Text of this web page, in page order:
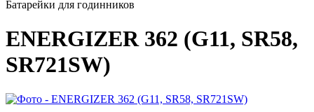
Батарейки для годинников
ENERGIZER 362 (G11, SR58,
SR721SW)